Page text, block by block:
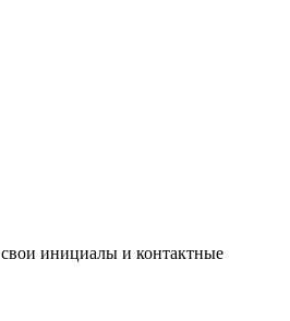
инициалы и контактные